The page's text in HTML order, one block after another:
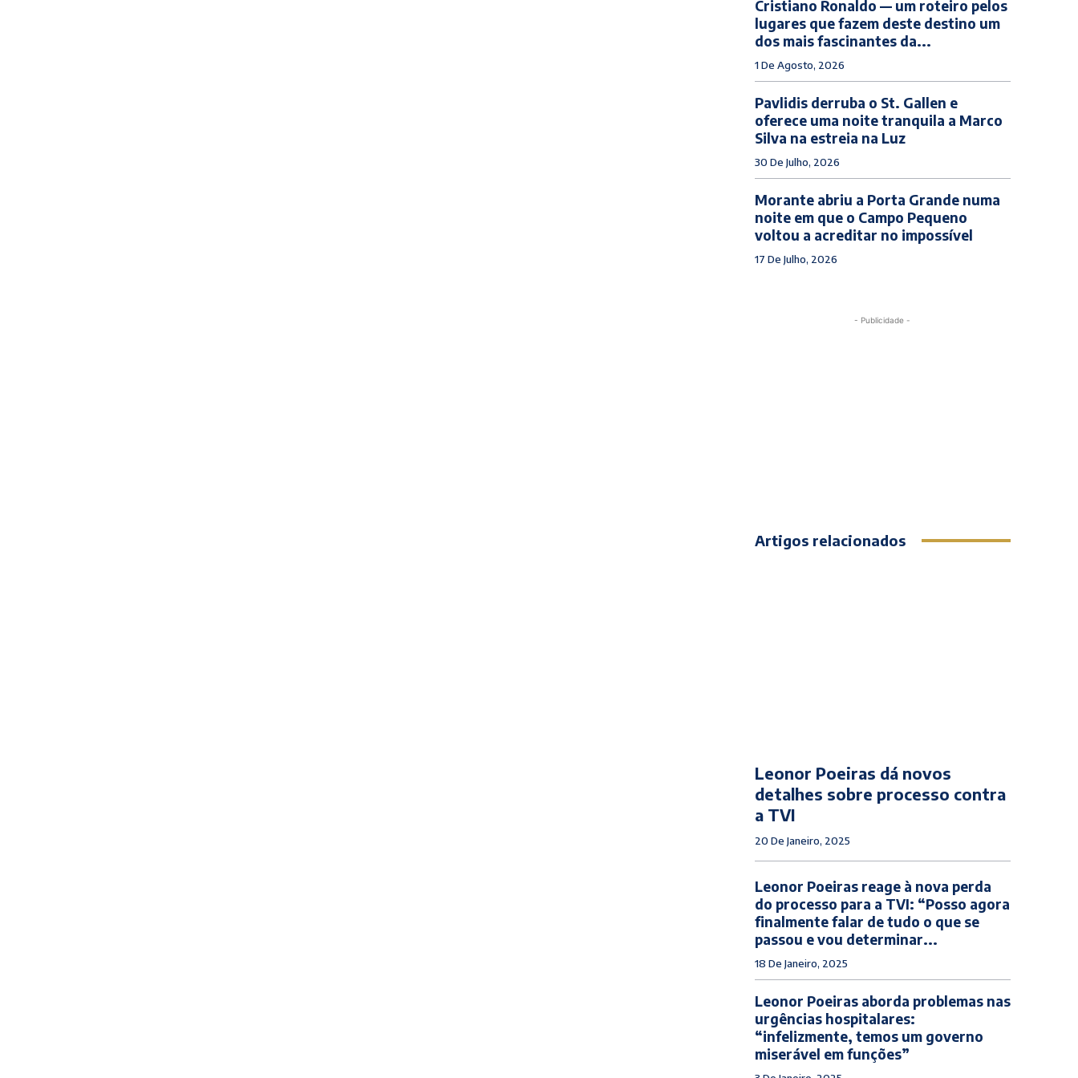
Cristiano Ronaldo — um roteiro pelos
lugares que fazem deste destino um
dos mais fascinantes da...
1 De Agosto, 2026
Pavlidis derruba o St. Gallen e
oferece uma noite tranquila a Marco
Silva na estreia na Luz
30 De Julho, 2026
Morante abriu a Porta Grande numa
noite em que o Campo Pequeno
voltou a acreditar no impossível
17 De Julho, 2026
- Publicidade -
Artigos relacionados
Leonor Poeiras dá novos
detalhes sobre processo contra
a TVI
20 De Janeiro, 2025
Leonor Poeiras reage à nova perda
do processo para a TVI: “Posso agora
finalmente falar de tudo o que se
passou e vou determinar...
18 De Janeiro, 2025
Leonor Poeiras aborda problemas nas
urgências hospitalares:
“infelizmente, temos um governo
miserável em funções”